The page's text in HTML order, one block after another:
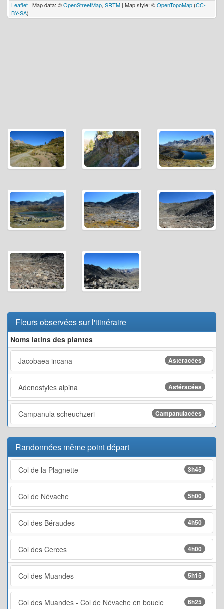
Leaflet | Map data: ©OpenStreetMap, SRTM | Map style: ©OpenTopoMap (CC-
BY-SA)
Fleurs observées sur l'itinéraire
Noms latins des plantes
Jacobaea incana Asteracées
Adenostyles alpina Astéracées
Campanula scheuchzeri Campanulacées
Randonnées même point départ
Col de la Plagnette 3h45
Col de Névache 5h00
Col des Béraudes 4h50
Col des Cerces 4h00
Col des Muandes 5h15
Col des Muandes - Col de Névache en boucle 6h25